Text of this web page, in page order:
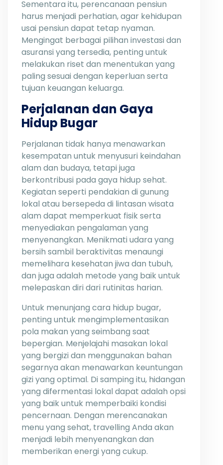
Sementara itu, perencanaan pensiun
harus menjadi perhatian, agar kehidupan
usai pensiun dapat tetap nyaman.
Mengingat berbagai pilihan investasi dan
asuransi yang tersedia, penting untuk
melakukan riset dan menentukan yang
paling sesuai dengan keperluan serta
tujuan keuangan keluarga.
Perjalanan dan Gaya
Hidup Bugar
Perjalanan tidak hanya menawarkan
kesempatan untuk menyusuri keindahan
alam dan budaya, tetapi juga
berkontribusi pada gaya hidup sehat.
Kegiatan seperti pendakian di gunung
lokal atau bersepeda di lintasan wisata
alam dapat memperkuat fisik serta
menyediakan pengalaman yang
menyenangkan. Menikmati udara yang
bersih sambil beraktivitas menaungi
memelihara kesehatan jiwa dan tubuh,
dan juga adalah metode yang baik untuk
melepaskan diri dari rutinitas harian.
Untuk menunjang cara hidup bugar,
penting untuk mengimplementasikan
pola makan yang seimbang saat
bepergian. Menjelajahi masakan lokal
yang bergizi dan menggunakan bahan
segarnya akan menawarkan keuntungan
gizi yang optimal. Di samping itu, hidangan
yang difermentasi lokal dapat adalah opsi
yang baik untuk memperbaiki kondisi
pencernaan. Dengan merencanakan
menu yang sehat, travelling Anda akan
menjadi lebih menyenangkan dan
memberikan energi yang cukup.